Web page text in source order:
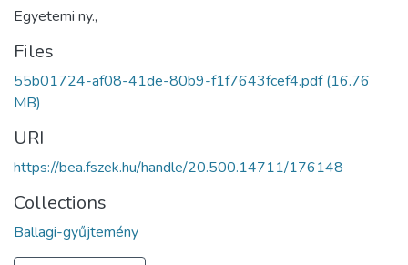
Egyetemi ny.,
Files
55b01724-af08-41de-80b9-f1f7643fcef4.pdf(16.76
MB)
URI
https://bea.fszek.hu/handle/20.500.14711/176148
Collections
Ballagi-gyűjtemény